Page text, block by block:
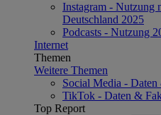
Instagram - Nutzung
Deutschland 2025
Podcasts - Nutzung
Internet
Themen
Weitere Themen
Social Media - Daten
TikTok - Daten &
Top Report